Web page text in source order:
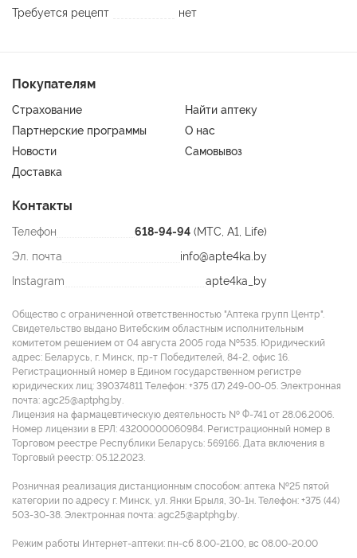
Требуется рецепт
нет
Покупателям
Страхование
Найти аптеку
Партнерские программы
О нас
Новости
Самовывоз
Доставка
Контакты
Телефон 618-94-94 (МТС, A1, Life)
Эл. почта
info@apte4ka.by
Instagram
apte4ka_by
Общество с ограниченной ответственностью "Аптека групп Центр".
Свидетельство выдано Витебским областным исполнительным
комитетом решением от 04 августа 2005 года №535. Юридический
адрес: Беларусь, г. Минск, пр-т Победителей, 84-2, офис 16.
Регистрационный номер в Едином государственном регистре
юридических лиц: 390374811 Tелефон: +375 (17) 249-00-05. Электронная
почта: agc25@aptphg.by.
Лицензия на фармацевтическую деятельность № Ф-741 от 28.06.2006.
Номер лицензии в ЕРЛ: 43200000060984. Регистрационный номер в
Торговом реестре Республики Беларусь: 569166. Дата включения в
Торговый реестр: 05.12.2023.
Розничная реализация дистанционным способом: аптека №25 пятой
категории по адресу г. Минск, ул. Янки Брыля, 30-1н. Телефон: +375 (44)
503-30-38. Электронная почта: agc25@aptphg.by.
Режим работы Интернет-аптеки: пн-сб 8.00-21.00, вс 08.00-20.00